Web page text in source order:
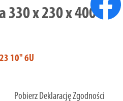
330 x 230 x 400
10" 6U
Pobierz Deklarację Zgodności